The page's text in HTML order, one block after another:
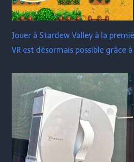
Jouer à Stardew Valley à la
VR est désormais possible grâce